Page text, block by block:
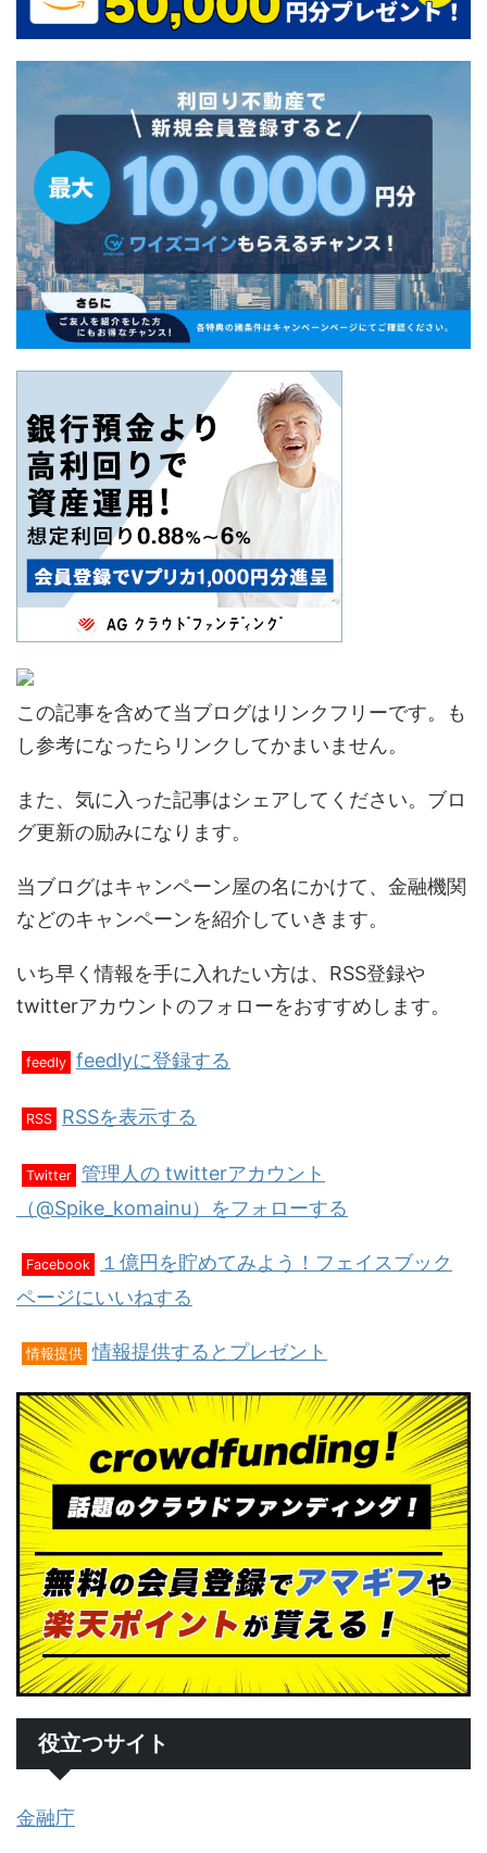
この記事を含めて当ブログはリンクフリーです。も
し参考になったらリンクしてかまいません。
また、気に入った記事はシェアしてください。ブロ
グ更新の励みになります。
当ブログはキャンペーン屋の名にかけて、金融機関
などのキャンペーンを紹介していきます。
いち早く情報を手に入れたい方は、RSS登録や
twitterアカウントのフォローをおすすめします。
feedly feedlyに登録する
RSS RSSを表示する
Twitter 管理人の twitterアカウント
（@Spike_komainu）をフォローする
Facebook
１億円を貯めてみよう！フェイスブック
ページにいいねする
情報提供 情報提供するとプレゼント
役立つサイト
金融庁